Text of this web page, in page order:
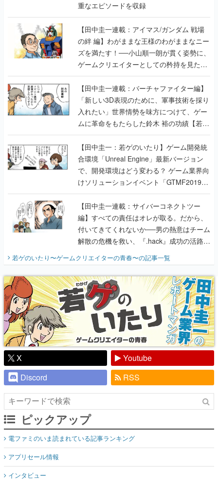
重なエピソードを収録
【田中圭一連載：アイマス/ガンダム 戦場
の絆 編】わがままな王様のわがままなニー
ズを満たす！──小山順一朗が貫く姿勢に、
ゲームクリエイターとしての矜持を見た
【若ゲのいたり最終回】
【田中圭一連載：バーチャファイター編】
「新しい3D表現のために、軍事技術を採り
入れたい」世界情勢を味方につけて、ゲー
ムに革命をもたらした鈴木 裕の功績【若ゲ
のいたり】
【田中圭一：若ゲのいたり】ゲーム開発統
合環境「Unreal Engine」最新バージョン
で、開発環境はどう変わる？ ゲーム業界向
けソリューションイベント「GTMF2019」
に行って、より理解を深めよう【PR】
【田中圭一連載：サイバーコネクトツー
編】すべての責任はオレが取る。だから、
付いてきてくれないか──男の熱意はチーム
解散の危機を救い、『.hack』成功の活路を
開く。業界の快男児・松山 洋に流れる血は
『少年ジャンプ』色だった【若ゲのいた
り】
若ゲのいたり〜ゲームクリエイターの青春〜の記事一覧
X
Youtube
Discord
RSS
ピックアップ
電ファミのいま読まれている記事ランキング
アプリセール情報
インタビュー